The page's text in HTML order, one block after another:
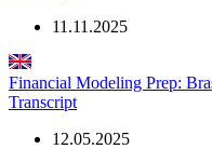
11.11.2025
Financial Modeling Prep:
Transcript
12.05.2025